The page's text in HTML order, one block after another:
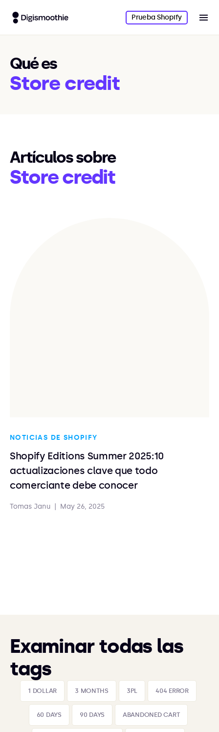
Prueba Shopify
Qué es
Store credit
Artículos sobre
Store credit
NOTICIAS DE SHOPIFY
Shopify Editions Summer 2025:10
actualizaciones clave que todo
comerciante debe conocer
Tomas Janu May 26, 2025
Examinar todas las
tags
1 DOLLAR 3 MONTHS 3PL 404 ERROR
60 DAYS 90 DAYS ABANDONED CART